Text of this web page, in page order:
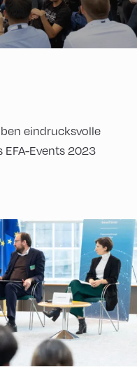
eindrucksvolle
Events 2023